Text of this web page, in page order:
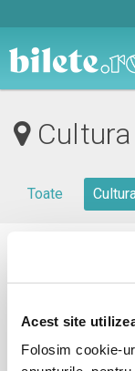
Acest site
Folosim cookie-
Cultura
Toate
0